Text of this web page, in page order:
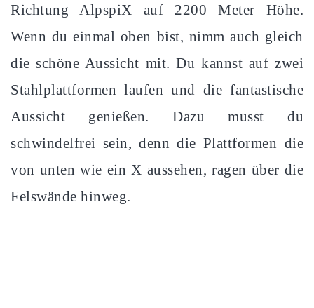
Richtung AlpspiX auf 2200 Meter Höhe.
Wenn du einmal oben bist, nimm auch gleich
die schöne Aussicht mit. Du kannst auf zwei
Stahlplattformen laufen und die fantastische
Aussicht genießen. Dazu musst du
schwindelfrei sein, denn die Plattformen die
von unten wie ein X aussehen, ragen über die
Felswände hinweg.